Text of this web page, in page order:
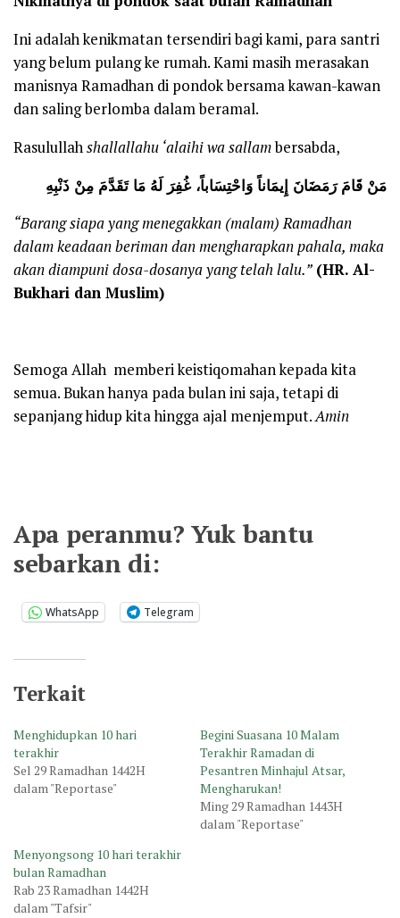
Ini adalah kenikmatan tersendiri bagi kami, para santri
yang belum pulang ke rumah. Kami masih merasakan
manisnya Ramadhan di pondok bersama kawan-kawan
dan saling berlomba dalam beramal.
Rasulullahshallallahu ‘alaihi wa sallambersabda,
مَنْ قَامَ رَمَضَانَ إِيمَاناً وَاحْتِسَاباً، غُفِرَ لَهُ مَا تَقَدَّمَ مِنْ ذَنْبِهِ
“Barang siapa yang menegakkan (malam) Ramadhan
dalam keadaan beriman dan mengharapkan pahala, maka
akan diampuni dosa-dosanya yang telah lalu.” (HR. Al-
Bukhari dan Muslim)
Semoga Allah memberi keistiqomahan kepada kita
semua. Bukan hanya pada bulan ini saja, tetapi di
sepanjang hidup kita hingga ajal menjemput.Amin
Apa peranmu? Yuk bantu
sebarkan di:
WhatsApp Telegram
Terkait
Menghidupkan 10 hari
terakhir
Sel 29 Ramadhan 1442H
dalam "Reportase"
Begini Suasana 10 Malam
Terakhir Ramadan di
Pesantren Minhajul Atsar,
Mengharukan!
Ming 29 Ramadhan 1443H
dalam "Reportase"
Menyongsong 10 hari terakhir
bulan Ramadhan
Rab 23 Ramadhan 1442H
dalam "Tafsir"